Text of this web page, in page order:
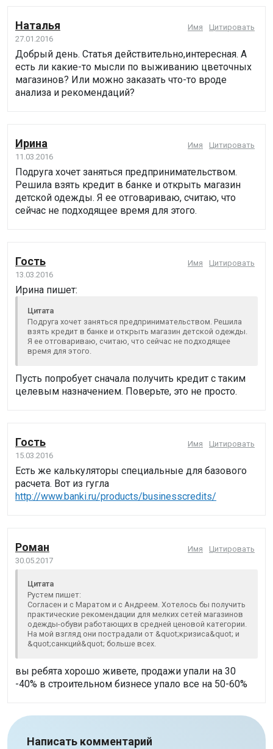
Наталья
27.01.2016
Имя Цитировать
Добрый день. Статья действительно,интересная. А
есть ли какие-то мысли по выживанию цветочных
магазинов? Или можно заказать что-то вроде
анализа и рекомендаций?
Ирина
11.03.2016
Имя Цитировать
Подруга хочет заняться предпринимательством.
Решила взять кредит в банке и открыть магазин
детской одежды. Я ее отговариваю, считаю, что
сейчас не подходящее время для этого.
Гость
13.03.2016
Имя Цитировать
Ирина пишет:
Цитата
Подруга хочет заняться предпринимательством. Решила
взять кредит в банке и открыть магазин детской одежды.
Я ее отговариваю, считаю, что сейчас не подходящее
время для этого.
Пусть попробует сначала получить кредит с таким
целевым назначением. Поверьте, это не просто.
Гость
15.03.2016
Имя Цитировать
Есть же калькуляторы специальные для базового
расчета. Вот из гугла
http://www.banki.ru/products/businesscredits/
Роман
30.05.2017
Имя Цитировать
Цитата
Рустем пишет:
Согласен и с Маратом и с Андреем. Хотелось бы получить
практические рекомендации для мелких сетей магазинов
одежды-обуви работающих в средней ценовой категории.
На мой взгляд они пострадали от &quot;кризиса&quot; и
&quot;санкций&quot; больше всех.
вы ребята хорошо живете, продажи упали на 30
-40% в строительном бизнесе упало все на 50-60%
Написать комментарий